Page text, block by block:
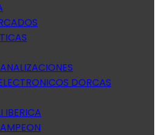
DORCAS
IBERICA